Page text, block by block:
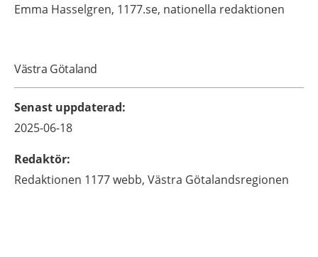
Emma Hasselgren, 1177.se, nationella redaktionen
Västra Götaland
Senast uppdaterad:
2025-06-18
Redaktör:
Redaktionen 1177 webb, Västra Götalandsregionen